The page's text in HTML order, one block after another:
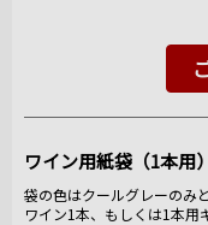
ワイン用紙袋（1本用）
袋の色はクールグレーのみ
ワイン1本、もしくは1本用